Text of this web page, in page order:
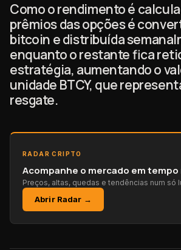
Como o rendimento é
prêmios das opções é
bitcoin e distribuída
enquanto o restante fica
estratégia, aumentando o
unidade BTCY, que
resgate.
RADAR CRIPTO
Acompanhe o mercado em tempo
Preços, altas, quedas e tendências num só
Abrir Radar →